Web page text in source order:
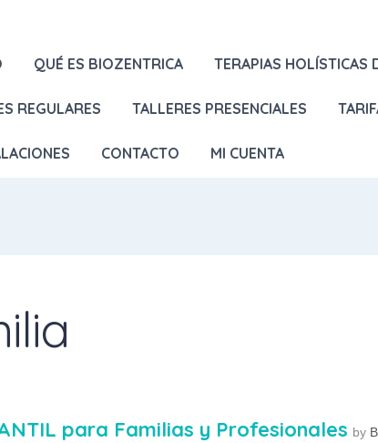
QUÉ ES BIOZENTRICA TERAPIAS HOLÍSTICAS
REGULARES TALLERES PRESENCIALES
CONTACTO MI CUENTA
para Familias y Profesionales by